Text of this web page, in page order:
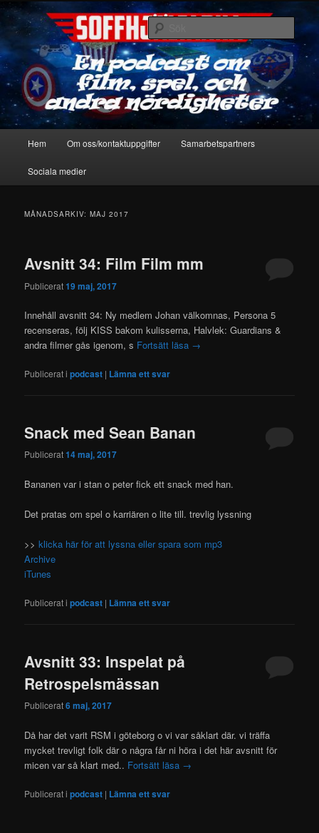
Hoppa
primärt
innehåll
Hoppa
sekundärt
innehållSoffhjältarna
En podcast om film, spel & andra nördigheter
Sök
Hem Om oss/kontaktuppgifter Samarbetspartners
Sociala medier
MÅNADSARKIV:MAJ 2017
Avsnitt 34: Film Film mm
Publicerat19 maj, 2017
Innehåll avsnitt 34: Ny medlem Johan välkomnas, Persona 5
recenseras, följ KISS bakom kulisserna, Halvlek: Guardians &
andra filmer gås igenom, s Fortsätt läsa →
Publicerat i podcast | Lämna ett svar
Snack med Sean Banan
Publicerat14 maj, 2017
Bananen var i stan o peter fick ett snack med han.
Det pratas om spel o karriären o lite till. trevlig lyssning
>> klicka här för att lyssna eller spara som mp3
Archive
iTunes
Publicerat i podcast | Lämna ett svar
Avsnitt 33: Inspelat på
Retrospelsmässan
Publicerat6 maj, 2017
Då har det varit RSM i göteborg o vi var såklart där. vi träffa
mycket trevligt folk där o några får ni höra i det här avsnitt för
micen var så klart med.. Fortsätt läsa →
Publicerat i podcast | Lämna ett svar